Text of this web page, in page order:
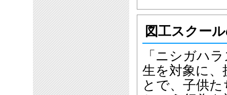
図工スクー
「ニシガハ
生を対象に
とで、子供